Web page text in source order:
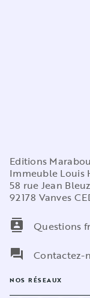
Editions
Immeuble Louis
58 rue Jean
92178 Vanves
contacts
Questions
question_answer
Contactez-
NOS RÉSEAUX